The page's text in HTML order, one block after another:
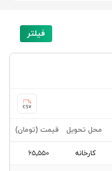
فیلتر
محل تحویل قیمت (تومان)
کارخانه ۶۵٬۵۵۰